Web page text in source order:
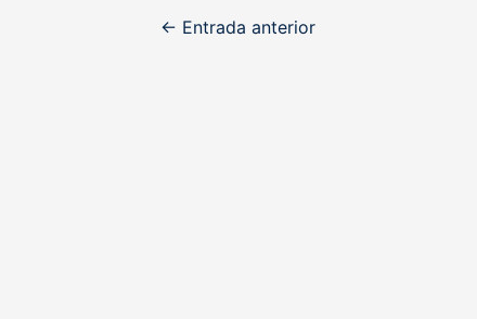
Navegación
← Entrada anterior